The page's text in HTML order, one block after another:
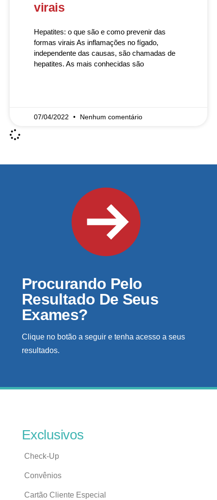
virais
Hepatites: o que são e como prevenir das
formas virais As inflamações no fígado,
independente das causas, são chamadas de
hepatites. As mais conhecidas são
07/04/2022 Nenhum comentário
Procurando Pelo
Resultado De Seus
Exames?
Clique no botão a seguir e tenha acesso a seus
resultados.
Exclusivos
Check-Up
Convênios
Cartão Cliente Especial